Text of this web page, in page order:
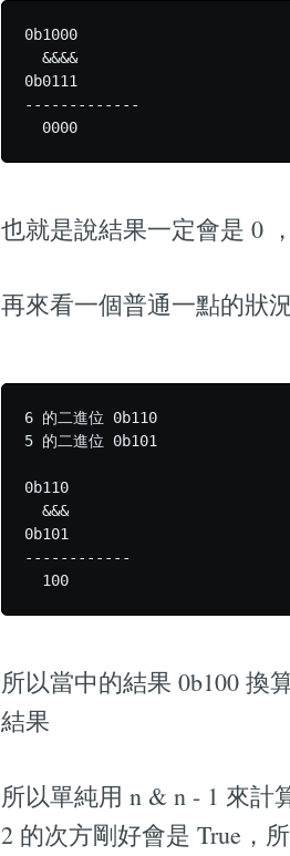
0b1000
  &&&&
0b0111
-------------
也就是說結果一定會是 0
再來看一個普通一點的狀
6 的二進位 0b110
5 的二進位 0b101
0b110
  &&&
0b101
------------
所以當中的結果 0b100 換
結果
所以單純用 n & n - 1 來計
2 的次方剛好會是 True，